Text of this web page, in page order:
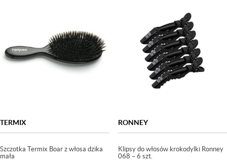
TERMIX
Szczotka Termix Boar z włosa dzika
mała
RONNEY
Klipsy do włosów krokodylki Ronney
068 – 6 szt.